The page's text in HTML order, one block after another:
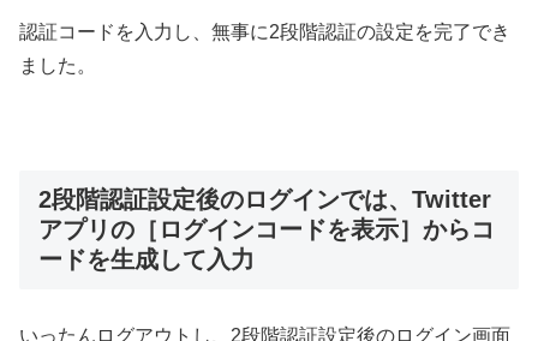
認証コードを入力し、無事に2段階認証の設定を完了でき
ました。
2段階認証設定後のログインでは、Twitter
アプリの［ログインコードを表示］からコ
ードを生成して入力
いったんログアウトし、2段階認証設定後のログイン画面